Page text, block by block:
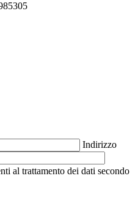
Indirizzo
al trattamento dei dati secondo